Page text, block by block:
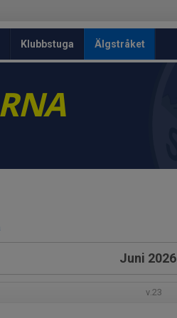
Klubbstuga Älgstråket
Juni 2026
v.23